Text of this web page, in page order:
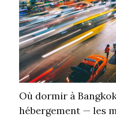
Où dormir à
hébergement — les